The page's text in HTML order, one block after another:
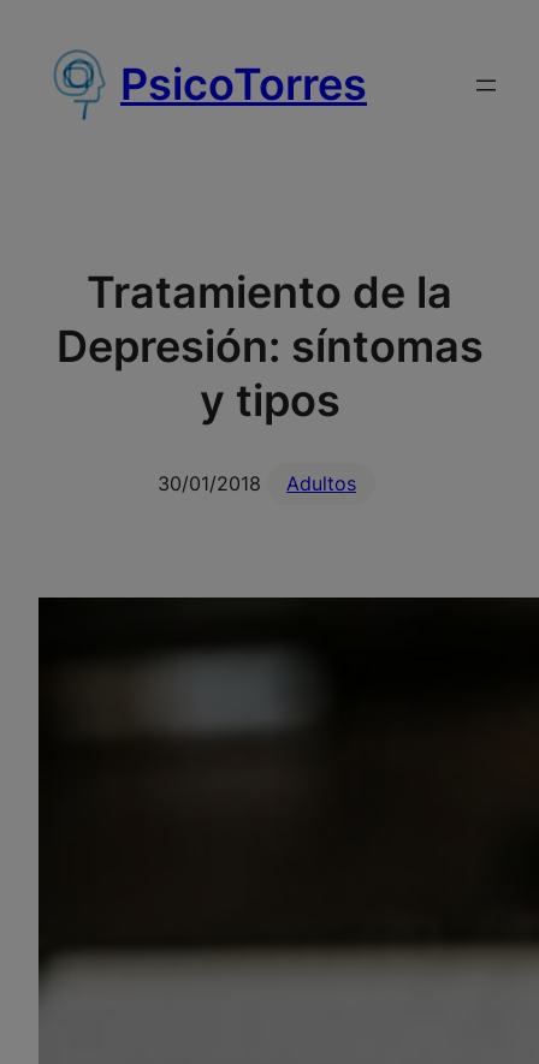
contenido
PsicoTorres
Tratamiento de la
Depresión: síntomas
y tipos
30/01/2018 Adultos